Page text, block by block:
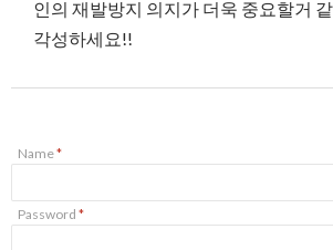
인의 재발방지 의지가 더욱 중요할거
각성하세요!!
Name*
Password *